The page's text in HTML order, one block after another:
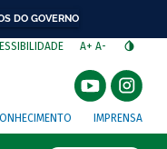
DO GOVERNO
A+ A-
IMPRENSA